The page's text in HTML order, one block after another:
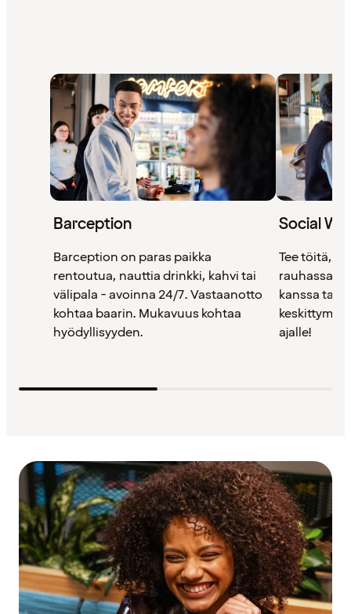
Barception
Barception on paras paikka
rentoutua, nauttia drinkki, kahvi tai
välipala - avoinna 24/7. Vastaanotto
kohtaa baarin. Mukavuus kohtaa
hyödyllisyyden.
Social
Tee töitä,
rauhassa.
kanssa tai
ajalle!